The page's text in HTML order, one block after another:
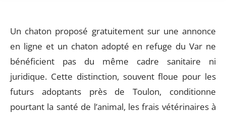
Un chaton proposé gratuitement sur une annonce
en ligne et un chaton adopté en refuge du Var ne
bénéficient pas du même cadre sanitaire ni
juridique. Cette distinction, souvent floue pour les
futurs adoptants près de Toulon, conditionne
pourtant la santé de l’animal, les frais vétérinaires à